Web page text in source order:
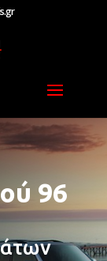
96